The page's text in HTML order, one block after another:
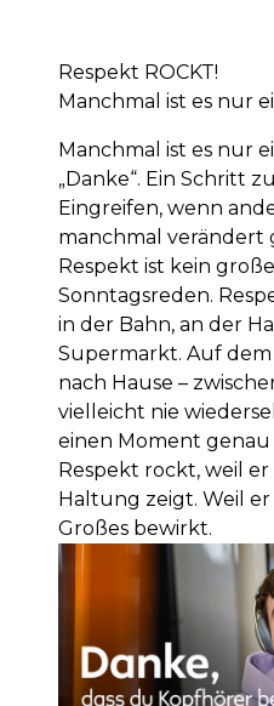
Respekt ROCKT!
Manchmal ist es nur
Manchmal ist es nur
„Danke“. Ein Schritt
Eingreifen, wenn
manchmal verändert
Respekt ist kein
Sonntagsreden.
in der Bahn, an der
Supermarkt. Auf
nach Hause –
vielleicht nie
einen Moment genau
Respekt rockt, weil
Haltung zeigt. Weil
Großes bewirkt.